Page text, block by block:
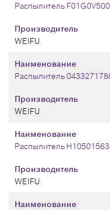
Производитель
WEIFU
Распылитель
Производитель
WEIFU
Наименование
Распылитель
Производитель
WEIFU
Наименование
Распылитель
Наименование